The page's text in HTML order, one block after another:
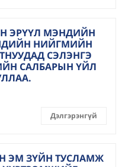
ЭРҮҮЛ МЭНДИЙН
НИЙГМИЙН
СЭЛЭНГЭ
САЛБАРЫН ҮЙЛ
Дэлгэрэнгүй
ЭМ ЗҮЙН ТУСЛАМЖ